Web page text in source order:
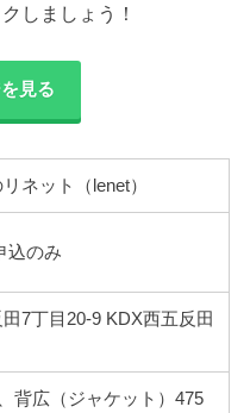
しましょう！
見る
ネット（lenet）
込のみ
7丁目20-9 KDX西五反田
背広（ジャケット）475